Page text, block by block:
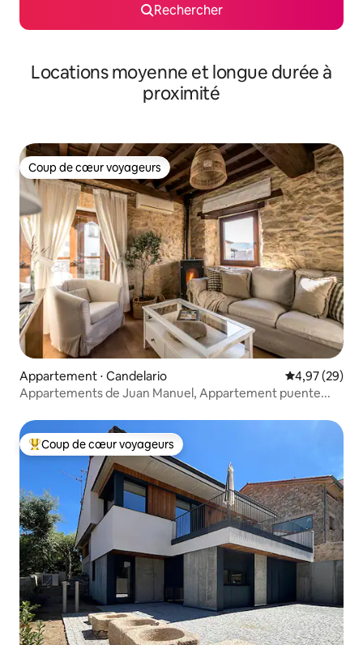
Rechercher
Locations moyenne et longue durée à
proximité
Coup de cœur voyageurs
Coup de cœur voyageurs
Appartement ⋅ Candelario Évaluation
4,97 (29)
Appartements de Juan Manuel, Appartement puente...
Coups de cœur voyageurs les plus appréciés
Coup de cœur voyageurs